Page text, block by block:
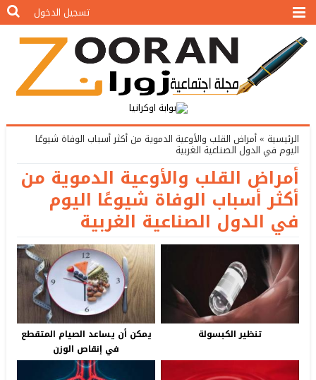
تسجيل الدخول
الرئيسية »أمراض القلب والأوعية الدموية من أكثر أسباب الوفاة شيوعًا
اليوم في الدول الصناعية الغربية
أمراض القلب والأوعية الدموية من
أكثر أسباب الوفاة شيوعًا اليوم
في الدول الصناعية الغربية
تنظير الكبسولة
يمكن أن يساعد الصيام المتقطع
في إنقاص الوزن